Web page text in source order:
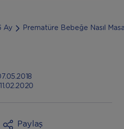
Ay Prematüre Bebeğe Nasıl Masaj
11.02.2020
Paylaş